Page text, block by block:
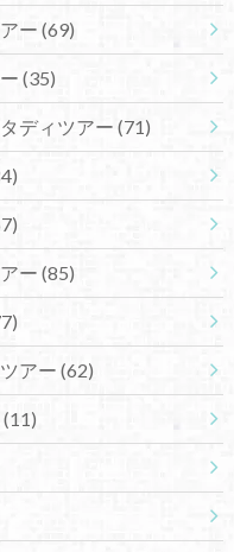
ー (69)
(35)
ディツアー (71)
ー (85)
アー (62)
(11)